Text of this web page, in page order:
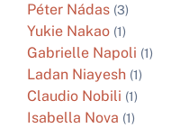
Péter Nádas (3)
Yukie Nakao (1)
Gabrielle Napoli (1)
Ladan Niayesh (1)
Claudio Nobili (1)
Isabella Nova (1)